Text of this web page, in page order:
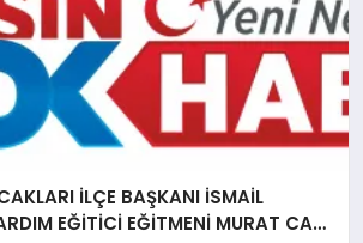
İLÇE BAŞKANI İSMAİL
EĞİTİCİ EĞİTMENİ MURAT CAN